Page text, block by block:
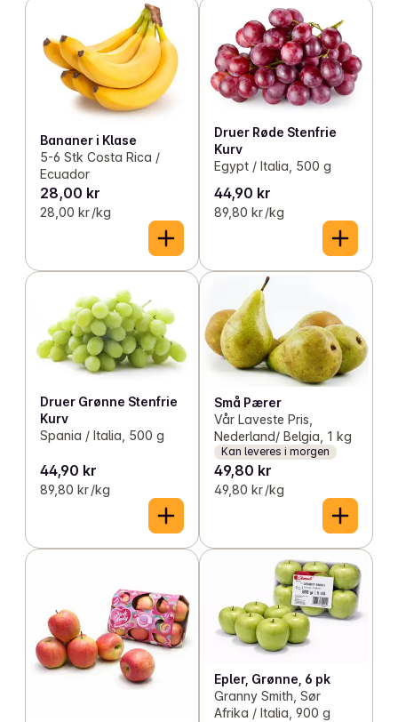
Bananer i Klase
5-6 Stk Costa Rica /
Ecuador
28,00 kr
28,00 kr /kg
Druer Røde Stenfrie
Kurv
Egypt / Italia, 500 g
44,90 kr
89,80 kr /kg
Druer Grønne Stenfrie
Kurv
Spania / Italia, 500 g
44,90 kr
89,80 kr /kg
Små Pærer
Vår Laveste Pris,
Nederland/ Belgia, 1 kg
Kan leveres i morgen
49,80 kr
49,80 kr /kg
Epler, Grønne, 6 pk
Granny Smith, Sør
Afrika / Italia, 900 g